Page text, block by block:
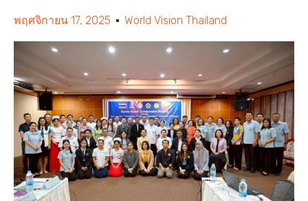
พฤศจิกายน 17, 2025 World Vision Thailand